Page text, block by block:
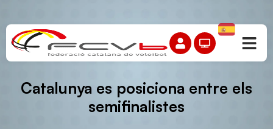
Catalunya es posiciona entre els
semifinalistes